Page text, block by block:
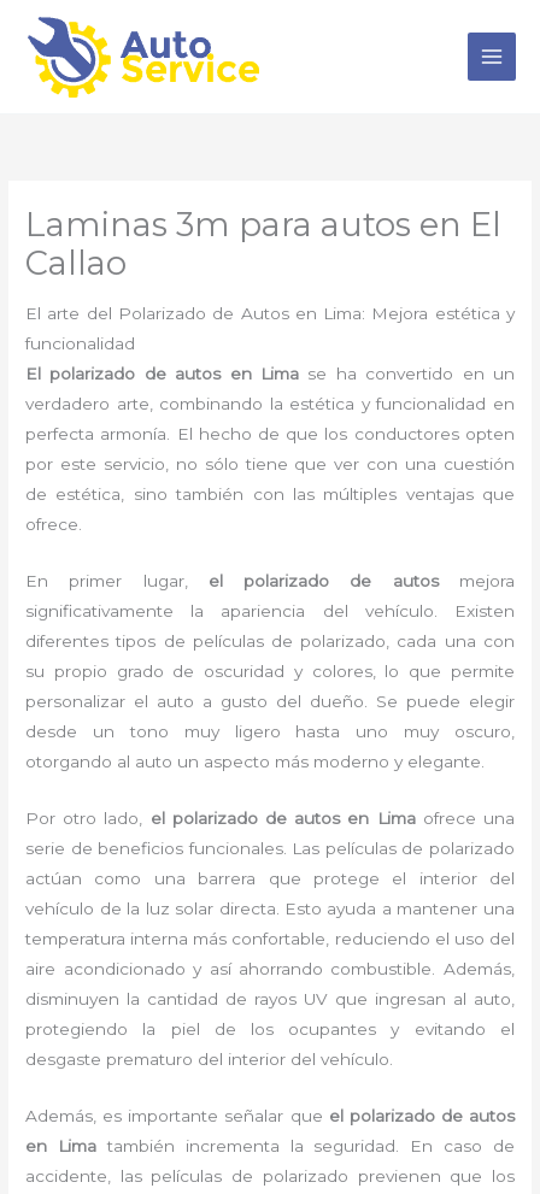
contenido
Laminas 3m para autos en El
Callao
El arte del Polarizado de Autos en Lima: Mejora estética y
funcionalidad
El polarizado de autos en Lima se ha convertido en un
verdadero arte, combinando la estética y funcionalidad en
perfecta armonía. El hecho de que los conductores opten
por este servicio, no sólo tiene que ver con una cuestión
de estética, sino también con las múltiples ventajas que
ofrece.
En primer lugar, el polarizado de autosmejora
significativamente la apariencia del vehículo. Existen
diferentes tipos de películas de polarizado, cada una con
su propio grado de oscuridad y colores, lo que permite
personalizar el auto a gusto del dueño. Se puede elegir
desde un tono muy ligero hasta uno muy oscuro,
otorgando al auto un aspecto más moderno y elegante.
Por otro lado, el polarizado de autos en Limaofrece una
serie de beneficios funcionales. Las películas de polarizado
actúan como una barrera que protege el interior del
vehículo de la luz solar directa. Esto ayuda a mantener una
temperatura interna más confortable, reduciendo el uso del
aire acondicionado y así ahorrando combustible. Además,
disminuyen la cantidad de rayos UV que ingresan al auto,
protegiendo la piel de los ocupantes y evitando el
desgaste prematuro del interior del vehículo.
Además, es importante señalar que el polarizado de autos
en Limatambién incrementa la seguridad. En caso de
accidente, las películas de polarizado previenen que los